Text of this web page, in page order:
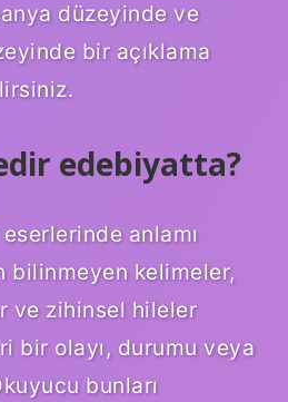
düzeyinde ve
bir açıklama
edebiyatta?
anlamı
bilinmeyen kelimeler,
ve zihinsel hileler
bir olayı, durumu veya
bunları